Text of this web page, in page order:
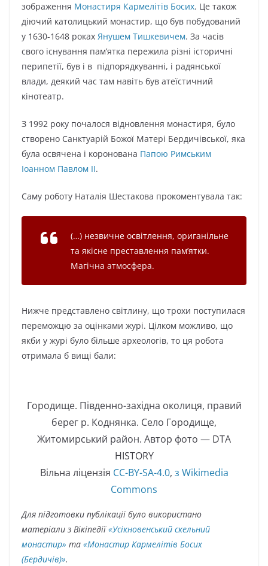
зображення Монастиря Кармелітів Босих. Це також
діючий католицький монастир, що був побудований
у 1630-1648 роках Янушем Тишкевичем. За часів
свого існування пам’ятка пережила різні історичні
перипетії, був і в підпорядкуванні, і радянської
влади, деякий час там навіть був атеїстичний
кінотеатр.
З 1992 року почалося відновлення монастиря, було
створено Санктуарій Божої Матері Бердичівської, яка
була освячена і коронована Папою Римським
Іоанном Павлом II.
Саму роботу Наталія Шестакова прокоментувала так:
(…) незвичне освітлення, ориганільне
та якісне преставлення пам’ятки.
Магічна атмосфера.
Нижче представлено світлину, що трохи поступилася
переможцю за оцінками журі. Цілком можливо, що
якби у журі було більше археологів, то ця робота
отримала б вищі бали:
Городище. Південно-західна околиця, правий
берег р. Коднянка. Село Городище,
Житомирський район. Автор фото — DTA
HISTORY
Вільна ліцензія CC-BY-SA-4.0, з Wikimedia
Commons
Для підготовки публікації було використано
матеріали з Вікіпедії«Усікновенський скельний
монастир» та «Монастир Кармелітів Босих
(Бердичів)».